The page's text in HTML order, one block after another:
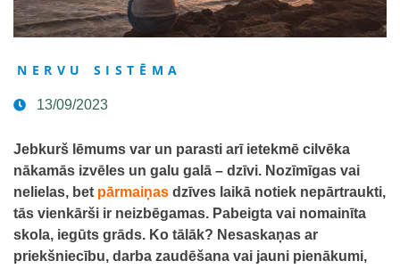
NERVU SISTĒMA
13/09/2023
Jebkurš lēmums var un parasti arī ietekmē cilvēka
nākamās izvēles un galu galā – dzīvi. Nozīmīgas vai
nelielas, bet pārmaiņas dzīves laikā notiek nepārtraukti,
tās vienkārši ir neizbēgamas. Pabeigta vai nomainīta
skola, iegūts grāds. Ko tālāk? Nesaskaņas ar
priekšniecību, darba zaudēšana vai jauni pienākumi,